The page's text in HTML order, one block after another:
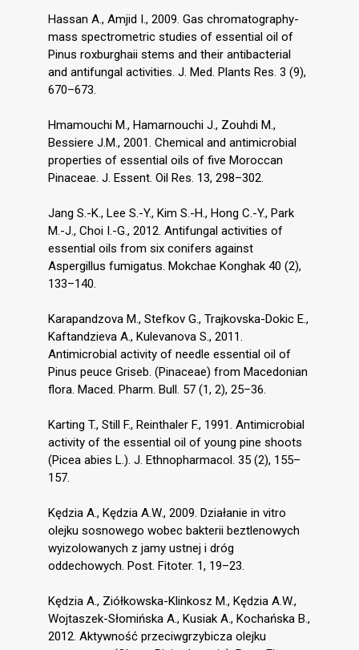
Hassan A., Amjid I., 2009. Gas chromatography-
mass spectrometric studies of essential oil of
Pinus roxburghaii stems and their antibacterial
and antifungal activities. J. Med. Plants Res. 3 (9),
670–673.
Hmamouchi M., Hamarnouchi J., Zouhdi M.,
Bessiere J.M., 2001. Chemical and antimicrobial
properties of essential oils of five Moroccan
Pinaceae. J. Essent. Oil Res. 13, 298–302.
Jang S.-K., Lee S.-Y., Kim S.-H., Hong C.-Y., Park
M.-J., Choi I.-G., 2012. Antifungal activities of
essential oils from six conifers against
Aspergillus fumigatus. Mokchae Konghak 40 (2),
133–140.
Karapandzova M., Stefkov G., Trajkovska-Dokic E.,
Kaftandzieva A., Kulevanova S., 2011.
Antimicrobial activity of needle essential oil of
Pinus peuce Griseb. (Pinaceae) from Macedonian
flora. Maced. Pharm. Bull. 57 (1, 2), 25–36.
Karting T., Still F., Reinthaler F., 1991. Antimicrobial
activity of the essential oil of young pine shoots
(Picea abies L.). J. Ethnopharmacol. 35 (2), 155–
157.
Kędzia A., Kędzia A.W., 2009. Działanie in vitro
olejku sosnowego wobec bakterii beztlenowych
wyizolowanych z jamy ustnej i dróg
oddechowych. Post. Fitoter. 1, 19–23.
Kędzia A., Ziółkowska-Klinkosz M., Kędzia A.W.,
Wojtaszek-Słomińska A., Kusiak A., Kochańska B.,
2012. Aktywność przeciwgrzybicza olejku